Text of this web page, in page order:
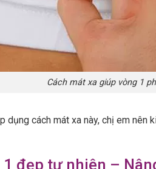
Cách mát xa giúp vòng 1
dụng cách mát xa này, chị em
1 đẹp tự nhiên –